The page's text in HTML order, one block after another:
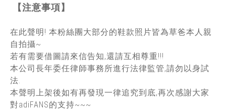
【注意事項】
在此聲明! 本粉絲團大部分的鞋款照片皆為草爸本人親
自拍攝~
若有需要借圖請來信告知,還請互相尊重!!!
本公司長年委任律師事務所進行法律監管,請勿以身試
法.
本聲明上架後如有再發現一律追究到底,再次感謝大家
對adiFANS的支持~~~